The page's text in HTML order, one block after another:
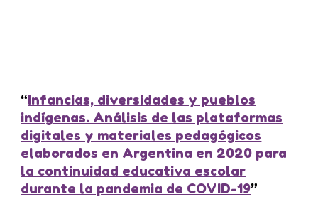
“Infancias, diversidades y pueblos
indígenas. Análisis de las plataformas
digitales y materiales pedagógicos
elaborados en Argentina en 2020 para
la continuidad educativa escolar
durante la pandemia de COVID-19”